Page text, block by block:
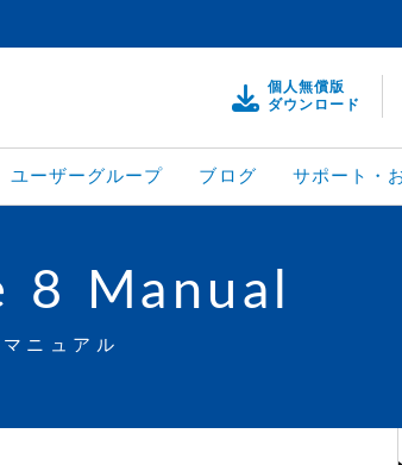
個人無償版
ダウンロード
ユーザーグループ ブログ サポート・
8 Manual
ニュアル